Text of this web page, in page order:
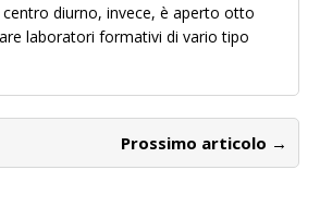
diurno, invece, è aperto otto
laboratori formativi di vario tipo
Prossimo articolo →